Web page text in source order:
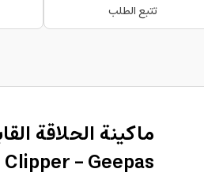
تتبع الطلب
Clipper - Geepas